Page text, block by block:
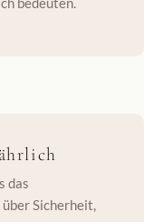
das
Sicherheit,